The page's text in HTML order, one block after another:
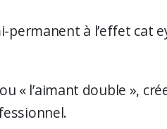
à l’effet cat
« l’aimant double »,